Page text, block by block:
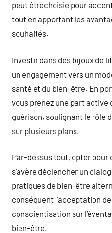
peut êtrechoisie pour
tout en apportant les
souhaités.
Investir dans des bijoux de
un engagement vers un
santé et du bien-être. En
vous prenez une part active
guérison, soulignant le rôle
sur plusieurs plans.
Par-dessus tout, opter pour
s’avère déclencher un
pratiques de bien-être
conséquent l’acceptation
conscientisation sur
bien-être.